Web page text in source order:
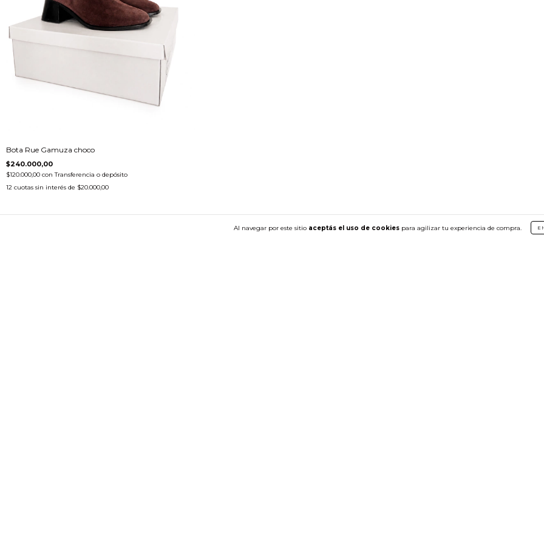
Al navegar por este sitio aceptás el uso de cookies para agilizar tu experiencia de compra.
Bota Rue Gamuza choco
$240.000,00
$120.000,00 con Transferencia o depósito
12 cuotas sin interés de $20.000,00